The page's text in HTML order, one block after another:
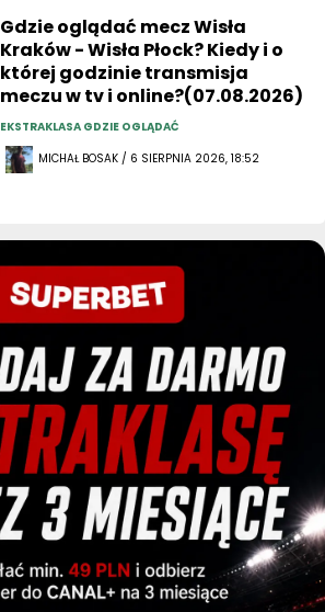
Gdzie oglądać mecz Wisła
Kraków - Wisła Płock? Kiedy i o
której godzinie transmisja
meczu w tv i online?(07.08.2026)
EKSTRAKLASA GDZIE OGLĄDAĆ
MICHAŁ BOSAK / 6 SIERPNIA 2026, 18:52